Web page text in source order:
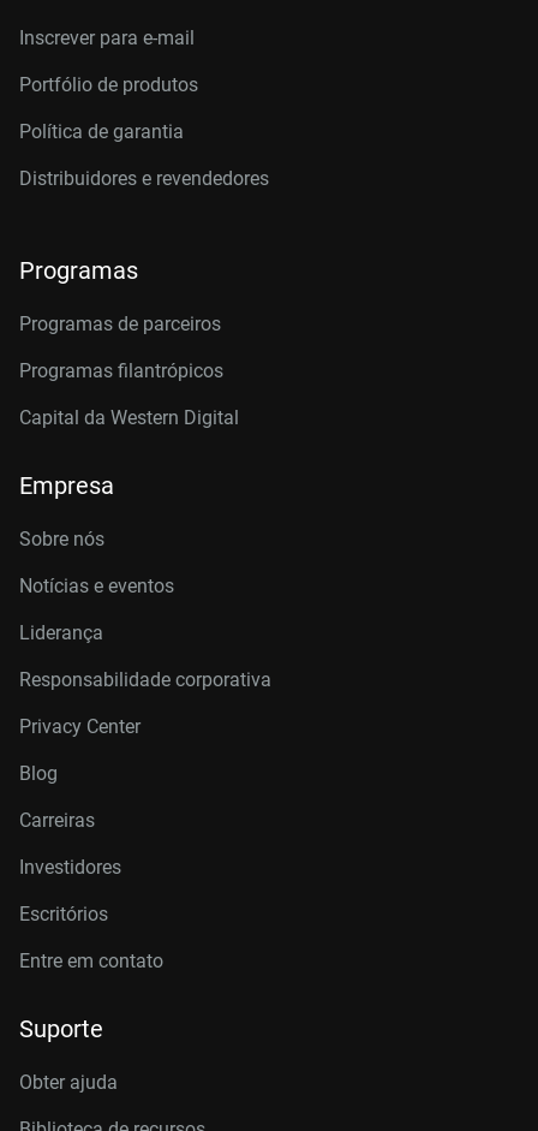
Inscrever para e-mail
Portfólio de produtos
Política de garantia
Distribuidores e revendedores
Programas
Programas de parceiros
Programas filantrópicos
Capital da Western Digital
Empresa
Sobre nós
Notícias e eventos
Liderança
Responsabilidade corporativa
Privacy Center
Blog
Carreiras
Investidores
Escritórios
Entre em contato
Suporte
Obter ajuda